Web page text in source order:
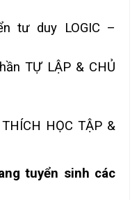
tư duy LOGIC –
TỰ LẬP & CHỦ
HỌC TẬP &
tuyển sinh các